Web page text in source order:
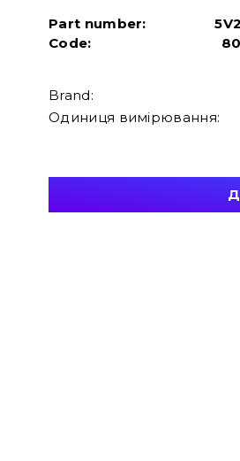
Part number:
Code:
Brand:
Одиниця вимірювання: